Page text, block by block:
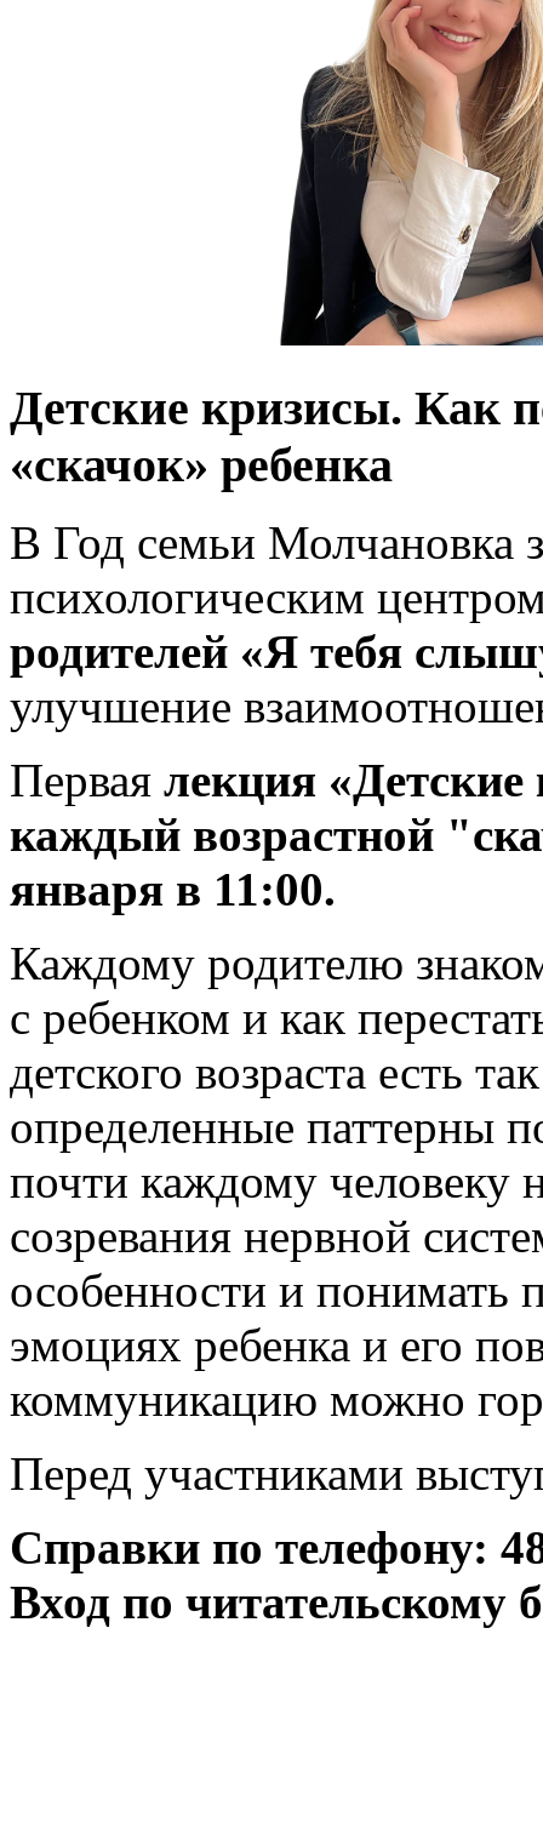
Детские кризисы. Как
«скачок» ребенка
В Год семьи Молчановка
психологическим
родителей «Я тебя
улучшение
Первая лекция
каждый возрастной
января в 11:00.
Каждому родителю
с ребенком и как
детского возраста есть
определенные паттерны
почти каждому человеку
созревания нервной
особенности и понимать
эмоциях ребенка и его
коммуникацию можно
Перед участниками
Справки по телефону:
Вход по читательскому